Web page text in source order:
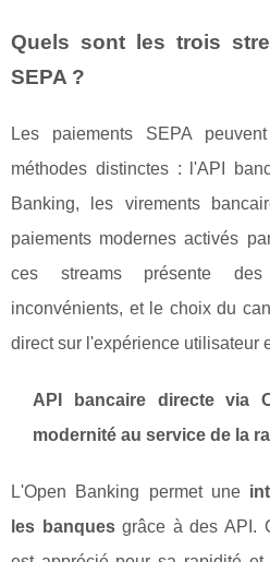
Quels sont les trois
SEPA ?
Les paiements SEPA
méthodes distinctes : l'API
Banking, les virements
paiements modernes activés
ces streams présente
inconvénients, et le choix du
direct sur l'expérience utilisateur
API bancaire directe via
modernité au service de la
L'Open Banking permet une
les banquesgrâce à des API.